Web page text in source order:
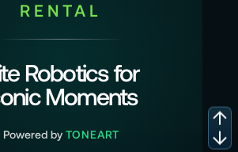
RENTAL
Robotics for
Moments
Powered by TONEART